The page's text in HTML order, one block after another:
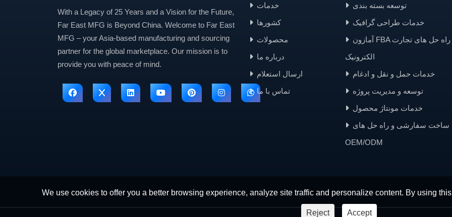
With a Legacy of 25 Years and a Vision for the Future,
Far East MFG is Beyond China. Welcome to Far East
MFG – your Asia-based manufacturing and sourcing
partner for the global marketplace. Our mission is to
provide you with peace of mind.
خدمات
کشورها
محصولات
درباره ما
ارسال استعلام
تماس با ما
توسعه بسته بندی
خدمات طراحی گرافیک
آمازون FBA و راه حل های تجارت
الکترونیک
خدمات حمل و نقل و ادغام
توسعه و مدیریت پروژه
خدمات مونتاژ محصول
ساخت سفارشی و راه حل های
OEM/ODM
We use cookies to offer you a better browsing experience, analyze site traffic and personalize content. By using
Reject Accept